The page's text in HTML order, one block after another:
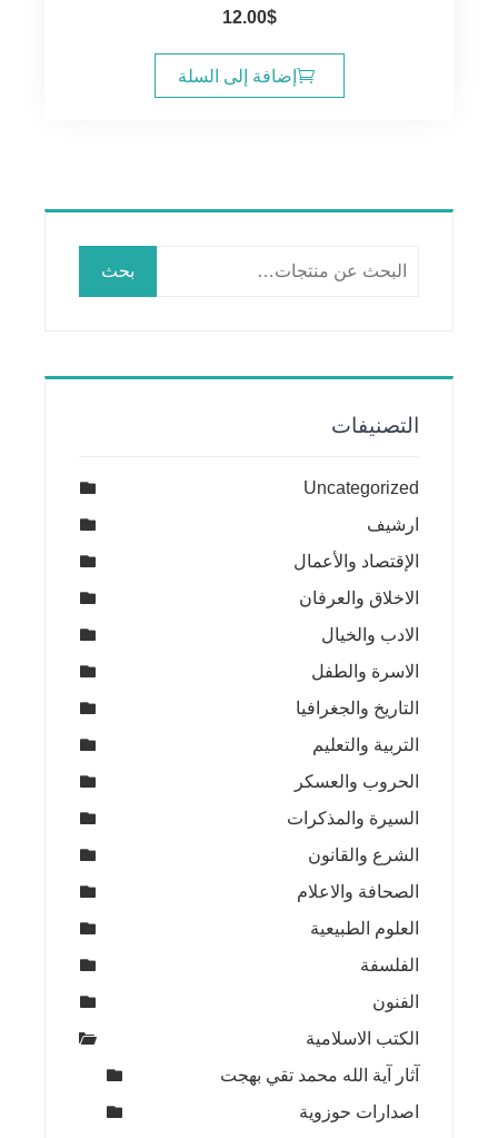
12.00$
إضافة إلى السلة
بحث
التصنيفات
Uncategorized
ارشيف
الإقتصاد والأعمال
الاخلاق والعرفان
الادب والخيال
الاسرة والطفل
التاريخ والجغرافيا
التربية والتعليم
الحروب والعسكر
السيرة والمذكرات
الشرع والقانون
الصحافة والاعلام
العلوم الطبيعية
الفلسفة
الفنون
الكتب الاسلامية
آثار آية الله محمد تقي بهجت
اصدارات حوزوية